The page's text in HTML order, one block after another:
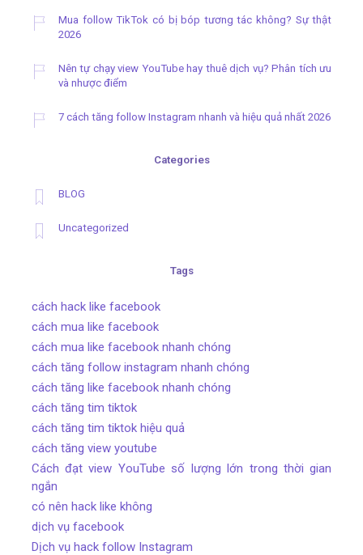
Mua follow TikTok có bị bóp tương tác không? Sự thật
2026
Nên tự chạy view YouTube hay thuê dịch vụ? Phân tích ưu
và nhược điểm
7 cách tăng follow Instagram nhanh và hiệu quả nhất 2026
Categories
BLOG
Uncategorized
Tags
cách hack like facebook
cách mua like facebook
cách mua like facebook nhanh chóng
cách tăng follow instagram nhanh chóng
cách tăng like facebook nhanh chóng
cách tăng tim tiktok
cách tăng tim tiktok hiệu quả
cách tăng view youtube
Cách đạt view YouTube số lượng lớn trong thời gian
ngắn
có nên hack like không
dịch vụ facebook
Dịch vụ hack follow Instagram